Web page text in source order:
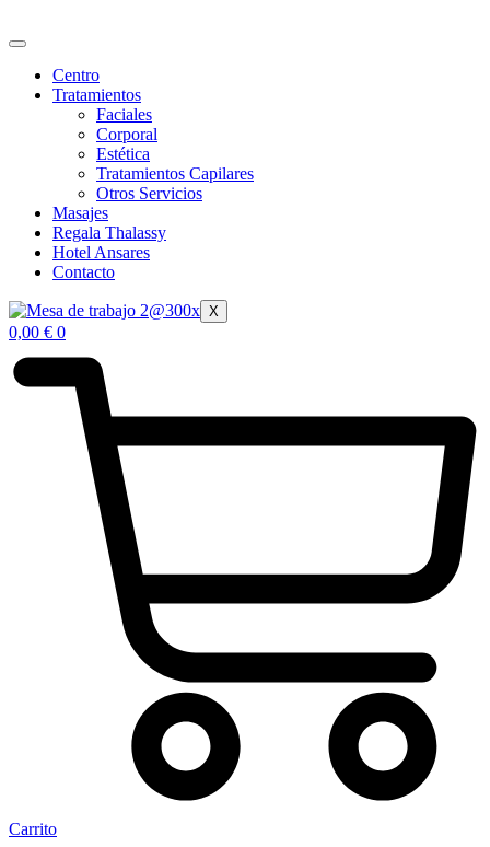
al
Centro
Tratamientos
Faciales
Corporal
Estética
Tratamientos Capilares
Otros Servicios
Masajes
Regala Thalassy
Hotel Ansares
Contacto
X
0,00 € 0
Carrito